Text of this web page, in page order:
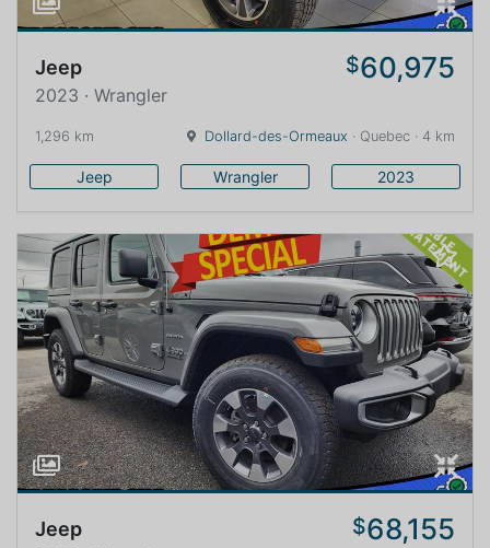
Jeep $60,975
2023 · Wrangler
1,296 km Dollard-des-Ormeaux · Quebec · 4 km
Jeep Wrangler 2023
Jeep $68,155